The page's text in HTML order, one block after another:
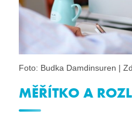
Foto: Budka Damdinsuren |
MĚŘÍTKO A